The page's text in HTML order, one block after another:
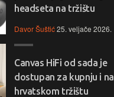
headseta na tržištu
Davor Šuštić25. veljače 2026.
Canvas HiFi od sada je
dostupan za kupnju i na
hrvatskom tržištu